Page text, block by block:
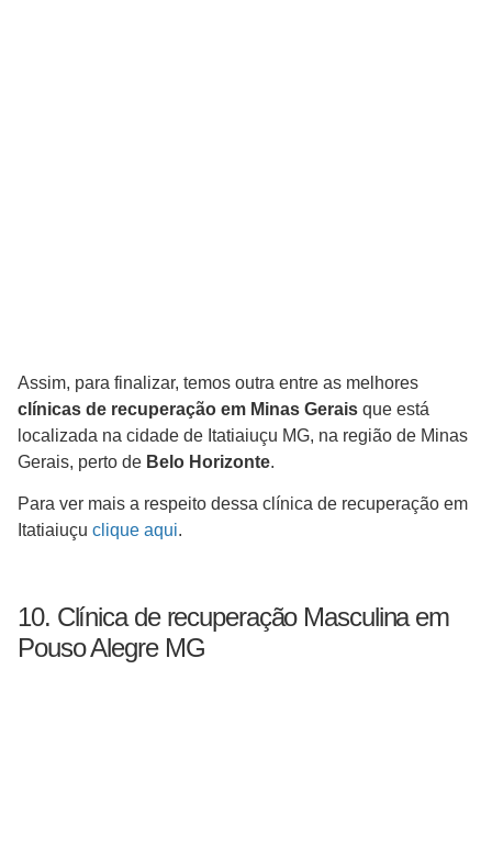
Assim, para finalizar, temos outra entre as melhores
clínicas de recuperação em Minas Gerais que está
localizada na cidade de Itatiaiuçu MG, na região de Minas
Gerais, perto de Belo Horizonte.
Para ver mais a respeito dessa clínica de recuperação em
Itatiaiuçu clique aqui.
10. Clínica de recuperação Masculina em
Pouso Alegre MG